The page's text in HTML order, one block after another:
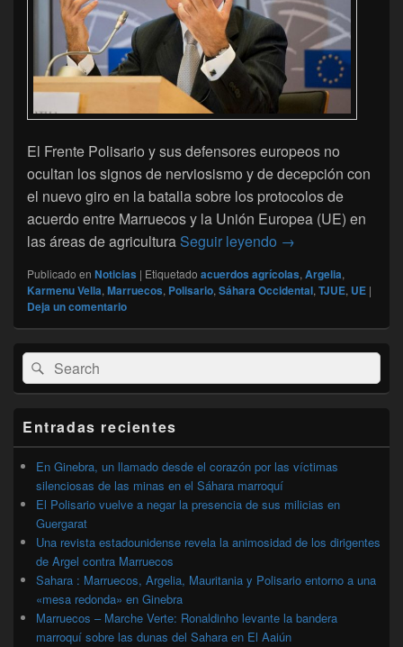
El Frente Polisario y sus defensores europeos no
ocultan los signos de nerviosismo y de decepción con
el nuevo giro en la batalla sobre los protocolos de
acuerdo entre Marruecos y la Unión Europea (UE) en
las áreas de agricultura Seguir leyendo El Polisario
→
Publicado en Noticias | Etiquetado acuerdos agrícolas,Argelia,
Karmenu Vella,Marruecos, Polisario,Sáhara Occidental,TJUE, UE |
Deja un comentario
El
área
de
lateral
primaria
Buscar
por:
Buscar
Entradas recientes
En Ginebra, un llamado desde el corazón por las víctimas
silenciosas de las minas en el Sáhara marroquí
El Polisario vuelve a negar la presencia de sus milicias en
Guergarat
Una revista estadounidense revela la animosidad de los dirigentes
de Argel contra Marruecos
Sahara : Marruecos, Argelia, Mauritania y Polisario entorno a una
«mesa redonda» en Ginebra
Marruecos – Marche Verte: Ronaldinho levante la bandera
marroquí sobre las dunas del Sahara en El Aaiún